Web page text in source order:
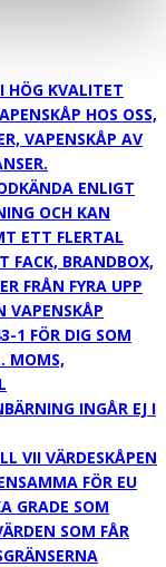
HÖG KVALITET
HOS OSS,
VAPENSKÅP AV
ENLIGT
OCH KAN
ETT FLERTAL
FACK, BRANDBOX,
FRÅN FYRA UPP
VAPENSKÅP
1 FÖR DIG SOM
MOMS,
INGÅR EJ I
VII VÄRDESKÅPEN
FÖR EU
GRADE SOM
SOM FÅR